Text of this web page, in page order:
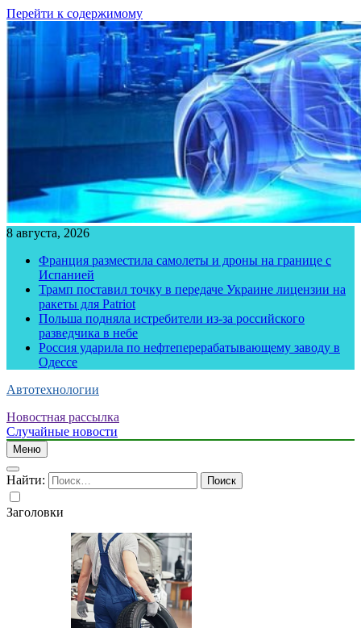
Перейти к содержимому
8 августа, 2026
Франция разместила самолеты и дроны на границе с
Испанией
Трамп поставил точку в передаче Украине лицензии на
ракеты для Patriot
Польша подняла истребители из-за российского
разведчика в небе
Россия ударила по нефтеперерабатывающему заводу в
Одессе
Автотехнологии
Новостная рассылка
Случайные новости
Меню
Найти:
Заголовки